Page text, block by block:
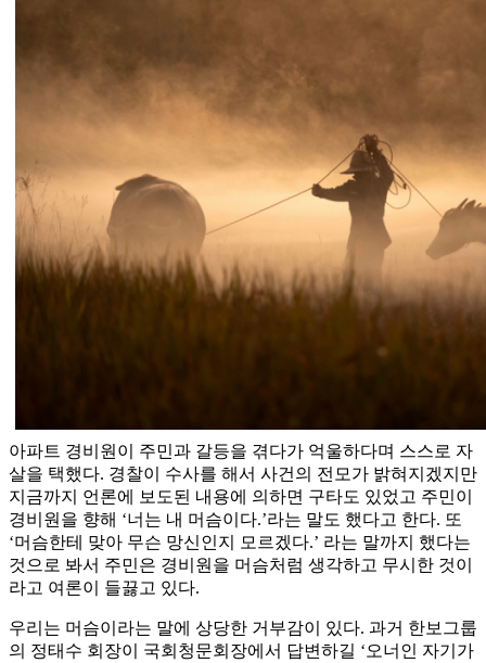
아파트 경비원이 주민과 갈등을 겪다가 억울하다며 스스로 자
살을 택했다. 경찰이 수사를 해서 사건의 전모가 밝혀지겠지만
지금까지 언론에 보도된 내용에 의하면 구타도 있었고 주민이
경비원을 향해 ‘너는 내 머슴이다.’라는 말도 했다고 한다. 또
‘머슴한테 맞아 무슨 망신인지 모르겠다.’ 라는 말까지 했다는
것으로 봐서 주민은 경비원을 머슴처럼 생각하고 무시한 것이
라고 여론이 들끓고 있다.
우리는 머슴이라는 말에 상당한 거부감이 있다. 과거 한보그룹
의 정태수 회장이 국회청문회장에서 답변하길 ‘오너인 자기가